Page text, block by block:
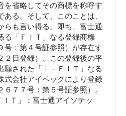
を省略してその商標を称呼す
る。そして、このことは、
らも言い得る。即ち、富士通
る「ＦＩＴ」なる登録商標
号：第４号証参照）が存在す
２日登録）、この登録後の平
願された「ｉ－ＦＩＴ」なる
式会社アイペックにより登録
７７号：第５号証参照）。
ＩＴ」：富士通アイソテッ